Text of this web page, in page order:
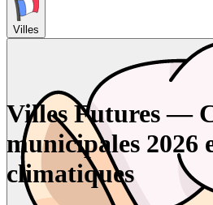
Villes
Villes Futures —
municipales 2026
climatiques